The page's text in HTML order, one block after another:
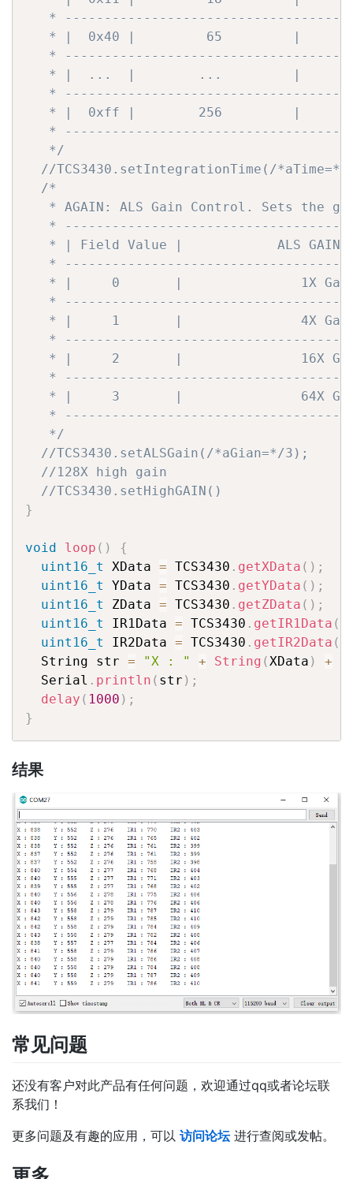
*
* |  0x40 |         65         |
*
* |  ...  |        ...         |
*
* |  0xff |        256         |
*
   */
//TCS3430.setIntegrationTime(/*aTime=*/
/*
* AGAIN: ALS Gain Control. Sets the
*
* | Field Value |            ALS GAIN
*
* |     0       |               1X
*
* |     1       |               4X
*
* |     2       |               16X
*
* |     3       |               64X
*
   */
//TCS3430.setALSGain(/*aGian=*/3);
//128X high gain
//TCS3430.setHighGAIN()
}
void loop ( )
{
uint16_t
XData = TCS3430 . getXData ( ) ;
uint16_t
YData = TCS3430 . getYData ( ) ;
uint16_t
ZData = TCS3430 . getZData ( ) ;
uint16_t
IR1Data = TCS3430 . getIR1Data (
uint16_t
IR2Data = TCS3430 . getIR2Data (
  String str
= "X : " + String (XData ) +
  Serial
. println ( str ) ;
delay ( 1000 ) ;
}
结果
常见问题
还没有客户对此产品有任何问题，欢迎通过qq或者论坛联
系我们！
更多问题及有趣的应用，可以 访问论坛进行查阅或发帖。